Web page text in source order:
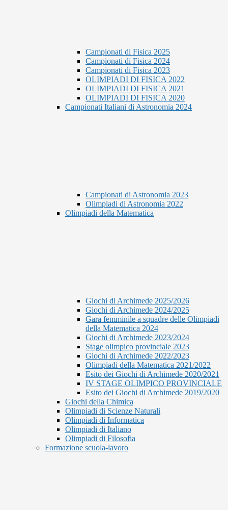
Campionati di Fisica 2025
Campionati di Fisica 2024
Campionati di Fisica 2023
OLIMPIADI DI FISICA 2022
OLIMPIADI DI FISICA 2021
OLIMPIADI DI FISICA 2020
Campionati Italiani di Astronomia 2024
Campionati di Astronomia 2023
Olimpiadi di Astronomia 2022
Olimpiadi della Matematica
Giochi di Archimede 2025/2026
Giochi di Archimede 2024/2025
Gara femminile a squadre delle Olimpiadi
della Matematica 2024
Giochi di Archimede 2023/2024
Stage olimpico provinciale 2023
Giochi di Archimede 2022/2023
Olimpiadi della Matematica 2021/2022
Esito dei Giochi di Archimede 2020/2021
IV STAGE OLIMPICO PROVINCIALE
Esito dei Giochi di Archimede 2019/2020
Giochi della Chimica
Olimpiadi di Scienze Naturali
Olimpiadi di Informatica
Olimpiadi di Italiano
Olimpiadi di Filosofia
Formazione scuola-lavoro